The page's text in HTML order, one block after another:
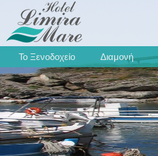
Το Ξενοδοχείο Διαμονή